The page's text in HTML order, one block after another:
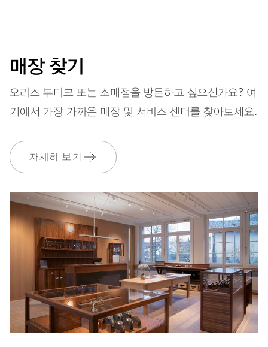
스트랩 레더(가죽)
보증
MyOris에 가입하고 다음과 같은 보증을 무료로 연장하세요. 3 년
MYORIS
매장 찾기
오리스 부티크 또는 소매점을 방문하고 싶으신가요? 여
기에서 가장 가까운 매장 및 서비스 센터를 찾아보세요.
자세히 보기